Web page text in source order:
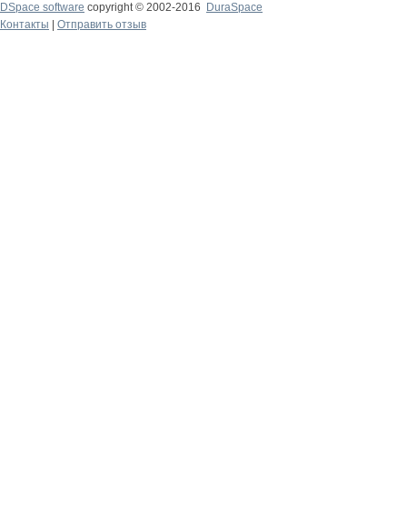
DSpace software copyright © 2002-2016
DuraSpace
Контакты
Отправить отзыв